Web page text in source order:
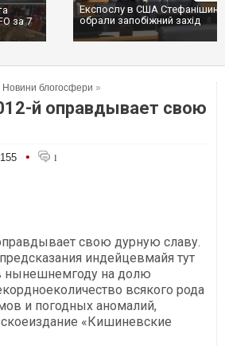
за 7
Експослу в США
обрали запобіжний захід
Новини блогосфери »
й оправдывает свою
• 1
свою дурную славу.
индейцевмайя тут
нынешнемгоду на долю
всякого рода
и погодных аномалий,
«Кишиневские